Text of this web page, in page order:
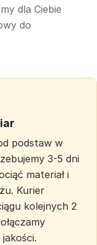
dla Ciebie
do
podstaw w
3-5 dni
materiał i
Kurier
kolejnych 2